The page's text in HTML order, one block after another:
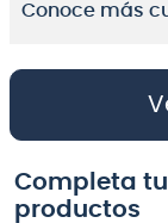
Conoce más
Completa
productos